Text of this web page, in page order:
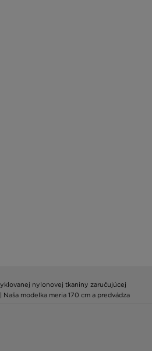
nylonovej tkaniny zaručujúcej
modelka meria 170 cm a predvádza